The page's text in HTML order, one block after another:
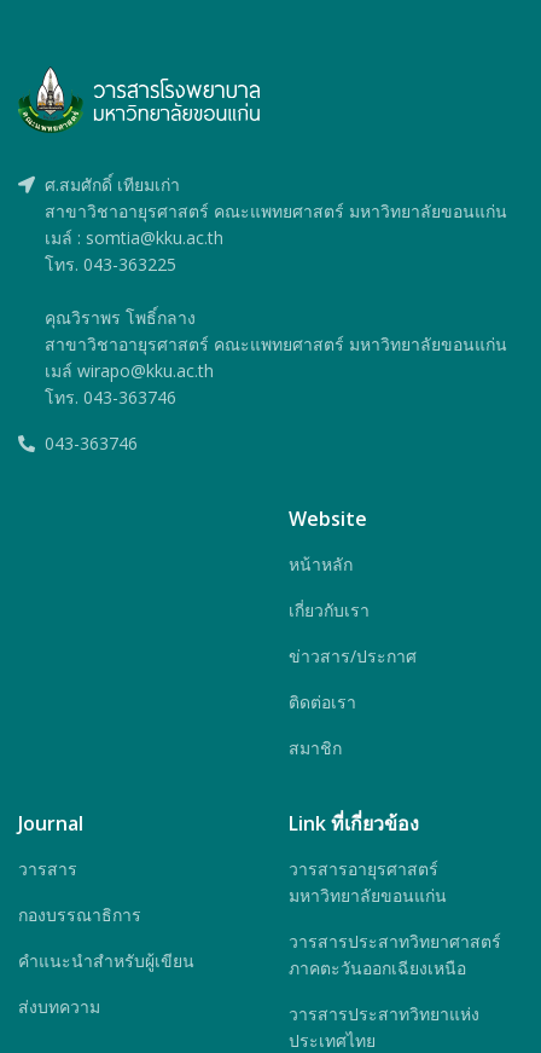
ศ.สมศักดิ์ เทียมเก่า
สาขาวิชาอายุรศาสตร์ คณะแพทยศาสตร์ มหาวิทยาลัยขอนแก่น
เมล์ : somtia@kku.ac.th
โทร. 043-363225
คุณวิราพร โพธิ์กลาง
สาขาวิชาอายุรศาสตร์ คณะแพทยศาสตร์ มหาวิทยาลัยขอนแก่น
เมล์ wirapo@kku.ac.th
โทร. 043-363746
043-363746
Website
หน้าหลัก
เกี่ยวกับเรา
ข่าวสาร/ประกาศ
ติดต่อเรา
สมาชิก
Journal
วารสาร
กองบรรณาธิการ
คำแนะนำสำหรับผู้เขียน
ส่งบทความ
Link ที่เกี่ยวข้อง
วารสารอายุรศาสตร์
มหาวิทยาลัยขอนแก่น
วารสารประสาทวิทยาศาสตร์
ภาคตะวันออกเฉียงเหนือ
วารสารประสาทวิทยาแห่ง
ประเทศไทย